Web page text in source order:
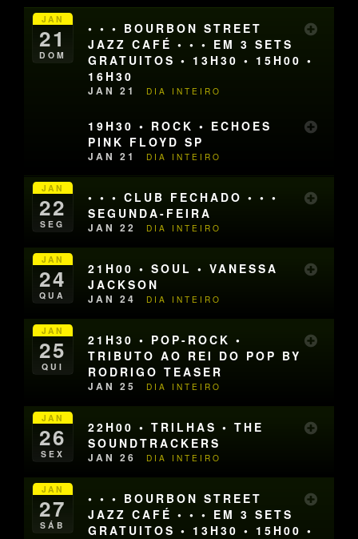
JAN
21
DOM
• • • BOURBON STREET
JAZZ CAFÉ • • • EM 3 SETS
GRATUITOS • 13H30 • 15H00 •
16H30
JAN 21 DIA INTEIRO
19H30 • ROCK • ECHOES
PINK FLOYD SP
JAN 21 DIA INTEIRO
JAN
22
SEG
• • • CLUB FECHADO • • •
SEGUNDA-FEIRA
JAN 22 DIA INTEIRO
JAN
24
QUA
21H00 • SOUL • VANESSA
JACKSON
JAN 24 DIA INTEIRO
JAN
25
QUI
21H30 • POP-ROCK •
TRIBUTO AO REI DO POP BY
RODRIGO TEASER
JAN 25 DIA INTEIRO
JAN
26
SEX
22H00 • TRILHAS • THE
SOUNDTRACKERS
JAN 26 DIA INTEIRO
JAN
27
SÁB
• • • BOURBON STREET
JAZZ CAFÉ • • • EM 3 SETS
GRATUITOS • 13H30 • 15H00 •